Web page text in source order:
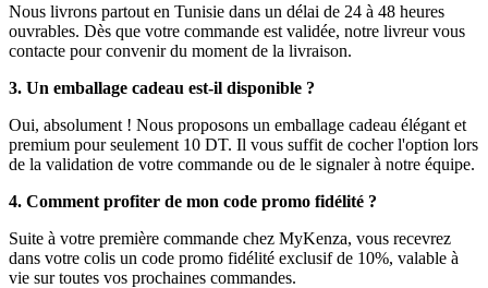
Nous livrons partout en Tunisie dans un délai de 24 à 48 heures
ouvrables. Dès que votre commande est validée, notre livreur vous
contacte pour convenir du moment de la livraison.
3. Un emballage cadeau est-il disponible ?
Oui, absolument ! Nous proposons un emballage cadeau élégant et
premium pour seulement 10 DT. Il vous suffit de cocher l'option lors
de la validation de votre commande ou de le signaler à notre équipe.
4. Comment profiter de mon code promo fidélité ?
Suite à votre première commande chez MyKenza, vous recevrez
dans votre colis un code promo fidélité exclusif de 10%, valable à
vie sur toutes vos prochaines commandes.